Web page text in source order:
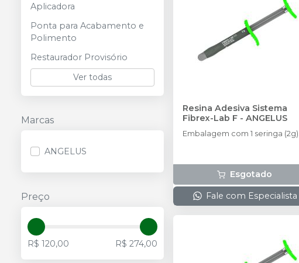
Aplicadora
Ponta para Acabamento e
Polimento
Restaurador Provisório
Ver todas
Marcas
ANGELUS
Preço
R$ 120,00 R$ 274,00
Resina Adesiva Sistema
Fibrex-Lab F - ANGELUS
Embalagem com 1 seringa (2g).
Esgotado
Fale com Especialista